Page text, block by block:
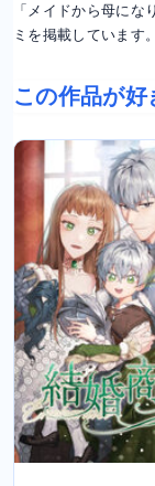
「メイドから母に
ミを掲載しています。
この作品が